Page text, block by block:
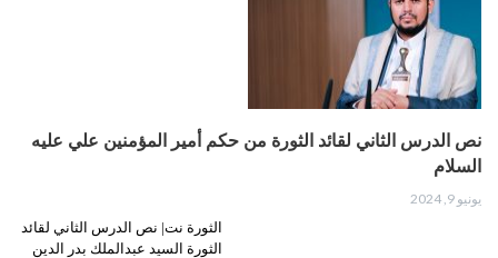
نص الدرس الثاني لقائد الثورة من حكم أمير المؤمنين علي عليه
السلام
يونيو 9, 2024
الثورة نت| نص الدرس الثاني لقائد
الثورة السيد عبدالملك بدر الدين